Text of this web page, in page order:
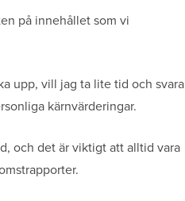
på innehållet som vi
upp, vill jag ta lite tid och svara
kärnvärderingar.
och det är viktigt att alltid vara